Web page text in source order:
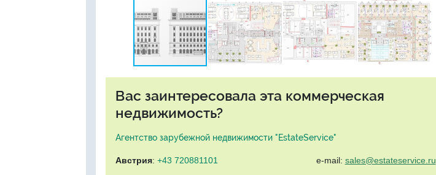
Вас заинтересовала эта коммерческая
недвижимость?
Агентство зарубежной недвижимости "EstateService"
Австрия: +43 720881101 e-mail: sales@estateservice.ru